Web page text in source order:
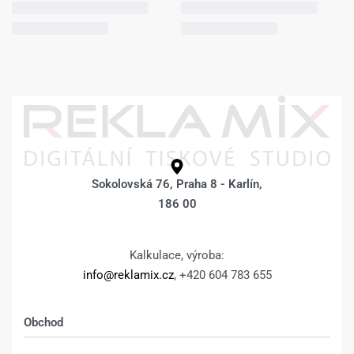
Sokolovská 76, Praha 8 - Karlín,